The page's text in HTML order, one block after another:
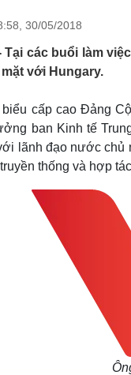
Đời
Blog
30/05/2018
Tại các buổi làm
với Hungary.
cấp cao Đảng
ban Kinh tế
lãnh đạo nước chủ
thống và hợp